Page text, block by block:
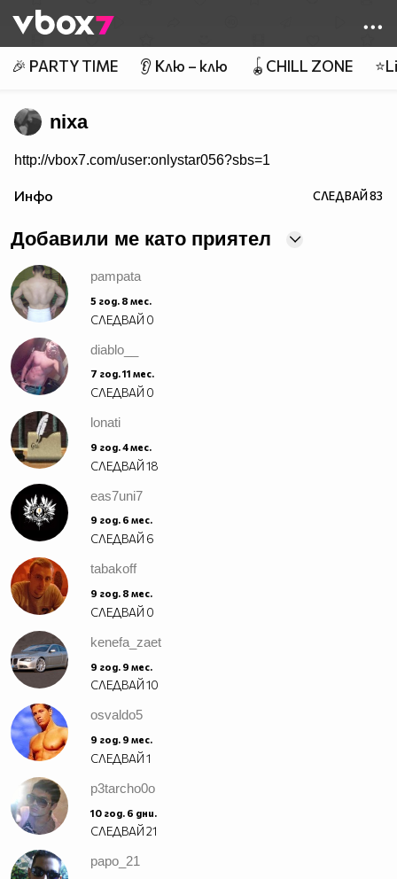
👾
🎉 PARTY TIME 👂 Клю – клю 🪀CHILL ZONE
nixa
http://vbox7.com/user:onlystar056?sbs=1
Инфо СЛЕДВАЙ83
Добавили ме като приятел
pampata
5 год. 8 мес.
СЛЕДВАЙ 0
diablo__
7 год. 11 мес.
СЛЕДВАЙ 0
lonati
9 год. 4 мес.
СЛЕДВАЙ18
eas7uni7
9 год. 6 мес.
СЛЕДВАЙ 6
tabakoff
9 год. 8 мес.
СЛЕДВАЙ 0
kenefa_zaet
9 год. 9 мес.
СЛЕДВАЙ10
osvaldo5
9 год. 9 мес.
СЛЕДВАЙ1
p3tarcho0o
10 год. 6 дни.
СЛЕДВАЙ21
papo_21